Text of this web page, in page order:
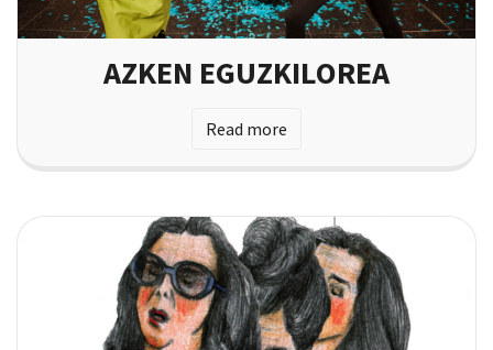
AZKEN EGUZKILOREA
Read more